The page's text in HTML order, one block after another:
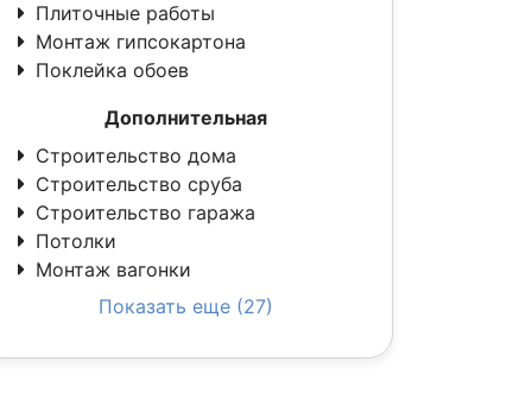
Плиточные работы
Монтаж гипсокартона
Поклейка обоев
Дополнительная
Строительство дома
Строительство сруба
Строительство гаража
Потолки
Монтаж вагонки
Показать еще (27)